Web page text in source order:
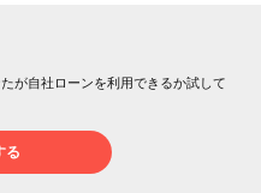
が自社ローンを利用できるか試して
る